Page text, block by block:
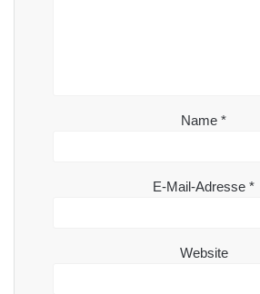
Name *
E-Mail-Adresse *
Website